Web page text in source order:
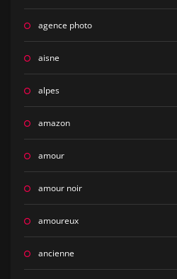
agence photo
aisne
alpes
amazon
amour
amour noir
amoureux
ancienne